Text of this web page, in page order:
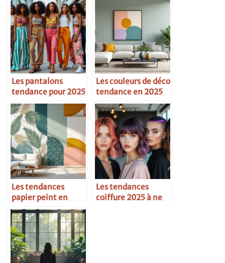
Les pantalons
tendance pour 2025
Les couleurs de déco
tendance en 2025
Les tendances
papier peint en
2025
Les tendances
coiffure 2025 à ne